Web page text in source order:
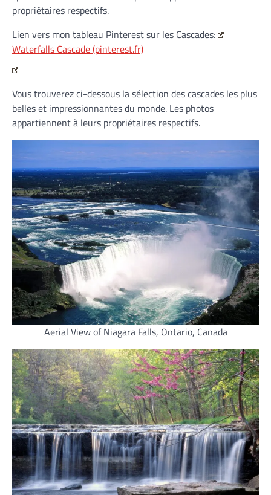
propriétaires respectifs.
Lien vers mon tableau Pinterest sur les Cascades:
Waterfalls Cascade (pinterest.fr)
Vous trouverez ci-dessous la sélection des cascades les plus
belles et impressionnantes du monde. Les photos
appartiennent à leurs propriétaires respectifs.
Aerial View of Niagara Falls, Ontario, Canada